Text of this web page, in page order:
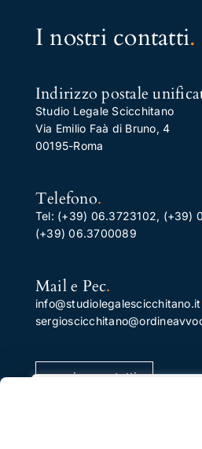
Utilizziamo i cookie per
I nostri contatti.
Indirizzo postale
Studio Legale Scicchitano
Via Emilio Faà di Bruno, 4
00195-Roma
Telefono.
Tel: (+39) 06.3723102, (+39)
(+39) 06.3700089
Mail e Pec.
info@studiolegalescicchitano.it
pagina contatti